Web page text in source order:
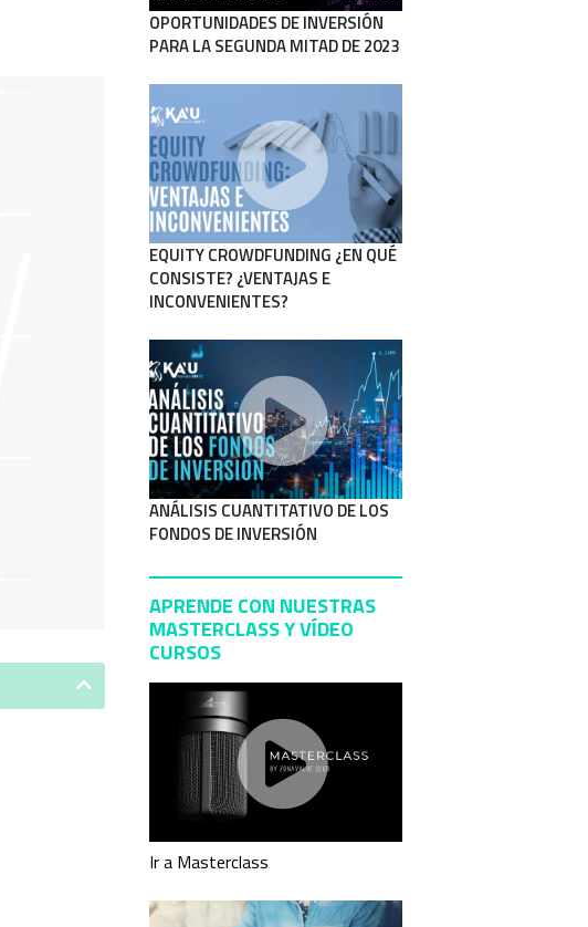
OPORTUNIDADES DE INVERSIÓN
PARA LA SEGUNDA MITAD DE 2023
EQUITY CROWDFUNDING ¿EN QUÉ
CONSISTE? ¿VENTAJAS E
INCONVENIENTES?
ANÁLISIS CUANTITATIVO DE LOS
FONDOS DE INVERSIÓN
APRENDE CON NUESTRAS
MASTERCLASS Y VÍDEO
CURSOS
Ir a Masterclass